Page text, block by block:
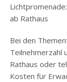
ab Rathaus
Bei den
Teilnehmerzahl
Rathaus oder
Kosten für